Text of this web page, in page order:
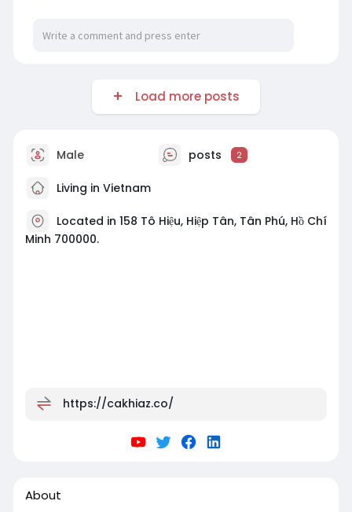
Load more posts
Male posts 2
Living in Vietnam
Located in 158 Tô Hiệu, Hiệp Tân, Tân Phú, Hồ Chí
Minh 700000.
https://cakhiaz.co/
About